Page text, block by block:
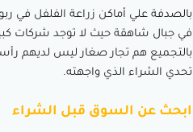
بالصدفة علي أماكن زراعة الفلفل في
في جبال شاهقة حيث لا توجد شركات
بالتجميع هم تجار صغار ليس لديهم
تحدي الشراء الذي واجهته.
ابحث عن السوق قبل الشراء